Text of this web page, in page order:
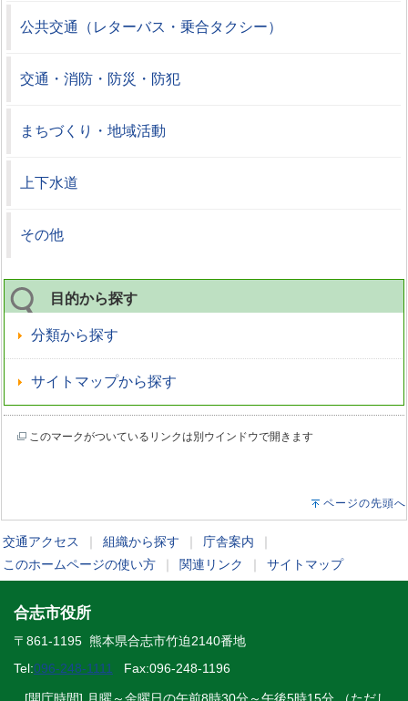
公共交通（レターバス・乗合タクシー）
交通・消防・防災・防犯
まちづくり・地域活動
上下水道
その他
目的から探す
分類から探す
サイトマップから探す
このマークがついているリンクは別ウインドウで開きます
ページの先頭へ
交通アクセス 組織から探す 庁舎案内
このホームページの使い方
関連リンク サイトマップ
合志市役所
〒861-1195 熊本県合志市竹迫2140番地
Tel:096-248-1111 Fax:096-248-1196